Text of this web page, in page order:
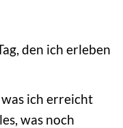
den ich erleben
ich erreicht
was noch